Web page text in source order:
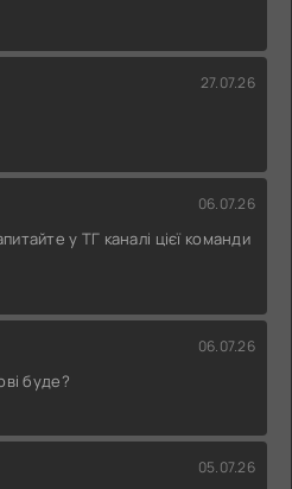
27.07.26
06.07.26
у ТГ каналі цієї команди
06.07.26
буде?
05.07.26